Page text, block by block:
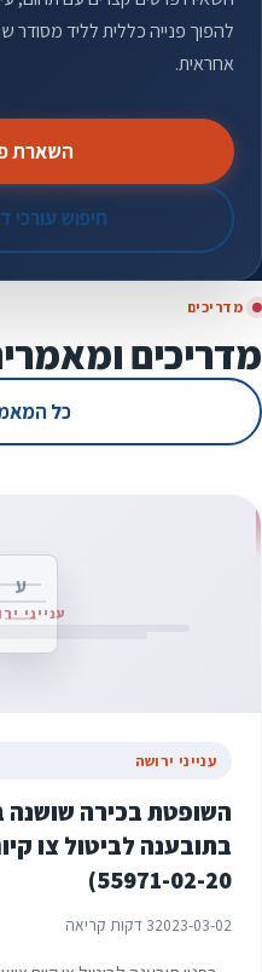
להפוך פנייה כללית לליד
אחראית.
השארת
חיפוש עורכי
מדריכים
מדריכים
כל
ע
ענייני
ענייני ירושה
השופטת בכירה
בתובענה לביטול צו
55971-02-20)
2023-03-023 דקות קריאה